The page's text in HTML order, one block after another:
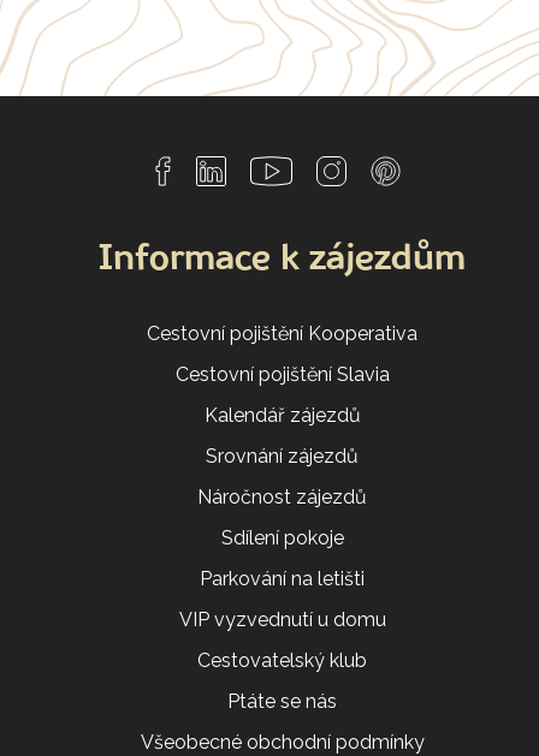
Informace k zájezdům
Cestovní pojištění Kooperativa
Cestovní pojištění Slavia
Kalendář zájezdů
Srovnání zájezdů
Náročnost zájezdů
Sdílení pokoje
Parkování na letišti
VIP vyzvednutí u domu
Cestovatelský klub
Ptáte se nás
Všeobecné obchodní podmínky